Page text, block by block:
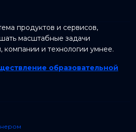
продуктов и сервисов,
масштабные задачи
компании и технологии умнее.
образовательной